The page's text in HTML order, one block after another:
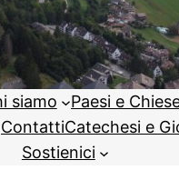
siamo
Paesi e
ContattiCatechesi e
Sostienici